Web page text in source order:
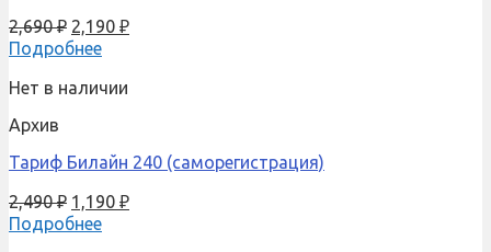
2,690₽ 2,190 ₽
Подробнее
Нет в наличии
Архив
Тариф Билайн 240 (саморегистрация)
2,490₽ 1,190 ₽
Подробнее